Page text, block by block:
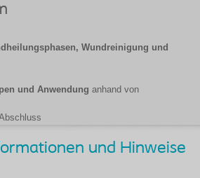
Wundreinigung und
und Anwendung anhand von
und Hinweise